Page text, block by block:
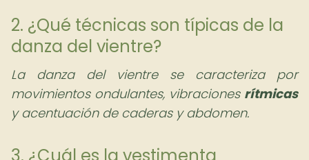
2. ¿Qué técnicas son típicas de la
danza del vientre?
La danza del vientre se caracteriza por
movimientos ondulantes, vibraciones rítmicas
y acentuación de caderas y abdomen.